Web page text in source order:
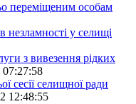
переміщеним особам
незламності у селищі
з вивезення рідких
07:27:58
сесії селищної ради
12:48:55